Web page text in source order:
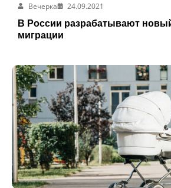
Вечерка
24.09.2021
В России разрабатывают
миграции